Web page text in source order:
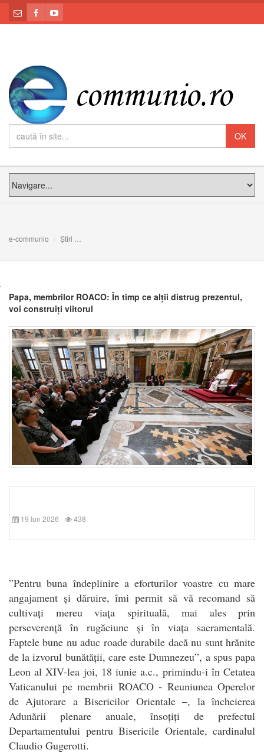
e-communio Știri
Papa, membrilor ROACO: În timp ce alții distrug prezentul,
voi construiți viitorul
19 Iun 2026 438
”Pentru buna îndeplinire a eforturilor voastre cu mare
angajament și dăruire, îmi permit să vă recomand să
cultivați mereu viața spirituală, mai ales prin
perseverență în rugăciune și în viața sacramentală.
Faptele bune nu aduc roade durabile dacă nu sunt hrănite
de la izvorul bunătății, care este Dumnezeu”, a spus papa
Leon al XIV-lea joi, 18 iunie a.c., primindu-i în Cetatea
Vaticanului pe membrii ROACO - Reuniunea Operelor
de Ajutorare a Bisericilor Orientale –, la încheierea
Adunării plenare anuale, însoțiți de prefectul
Departamentului pentru Bisericile Orientale, cardinalul
Claudio Gugerotti.